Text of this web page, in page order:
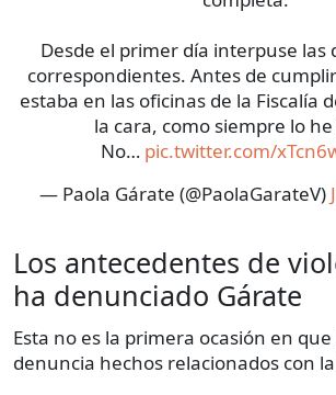
Desde el primer día interpuse las
correspondientes. Antes de
estaba en las oficinas de la Fiscalía
la cara, como siempre lo
No… pic.twitter.com/
— Paola Gárate (@PaolaGarateV)
Los antecedentes de
ha denunciado Gárate
Esta no es la primera ocasión en
denuncia hechos relacionados con